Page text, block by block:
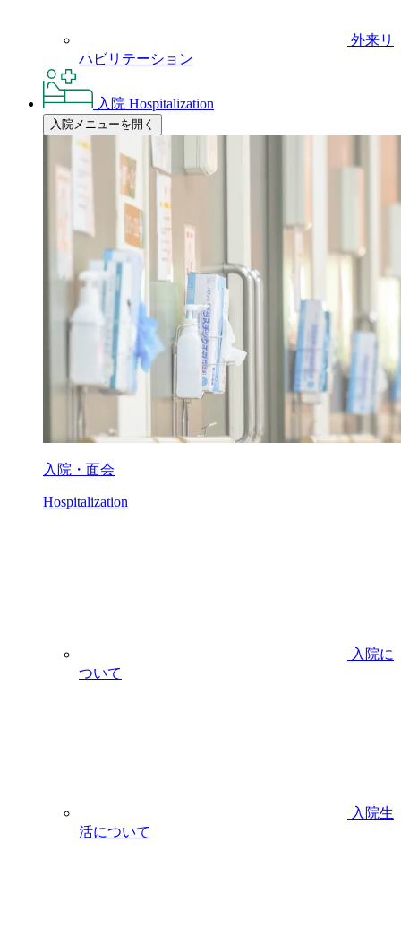
外来リ
ハビリテーション
入院 Hospitalization
入院メニューを開く
入院・面会
Hospitalization
入院に
ついて
入院生
活について